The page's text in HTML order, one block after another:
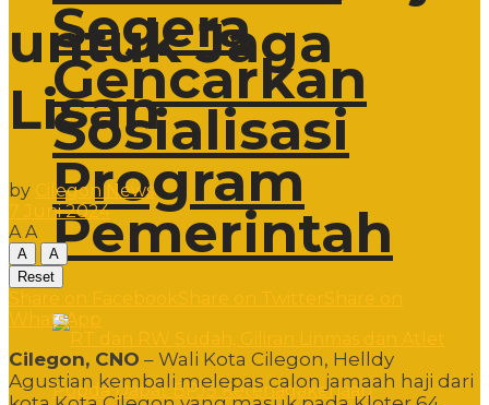
Segera
Gencarkan
Sosialisasi
Program
Pemerintah
untuk Jaga
Lisan
by
Cilegon News
7 Juni 2024
A A
A
A
Reset
WhatsApp
Cilegon, CNO – Wali Kota Cilegon, Helldy
Agustian kembali melepas calon jamaah haji dari